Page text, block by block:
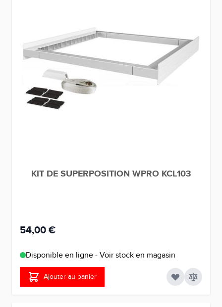
KIT DE SUPERPOSITION WPRO KCL103
54,00 €
Disponible en ligne - Voir stock en magasin
Ajouter au panier